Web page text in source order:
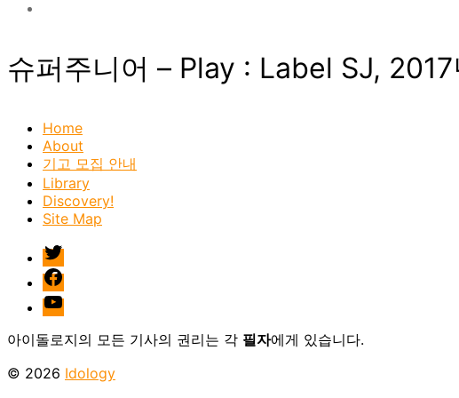
슈퍼주니어 – Play : Label SJ, 2017
Home
About
기고 모집 안내
Library
Discovery!
Site Map
twitter
facebook
Youtube
아이돌로지의 모든 기사의 권리는 각 필자에게 있습니다.
© 2026 Idology